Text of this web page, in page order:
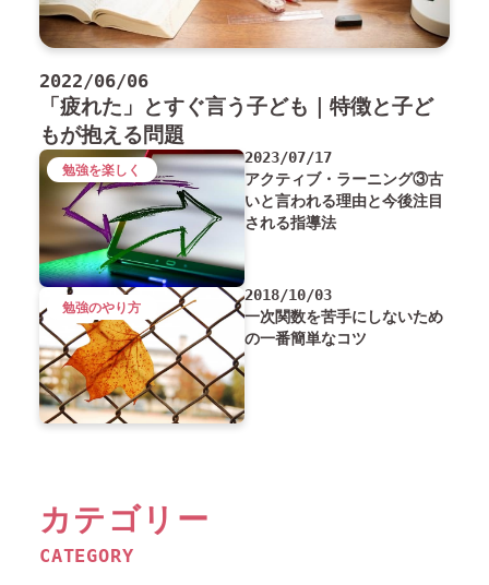
2022/06/06
「疲れた」とすぐ言う子ども｜特徴と子ど
もが抱える問題
2023/07/17
アクティブ・ラーニング③古
いと言われる理由と今後注目
される指導法
勉強を楽しく
2018/10/03
一次関数を苦手にしないため
の一番簡単なコツ
勉強のやり方
カテゴリー
CATEGORY